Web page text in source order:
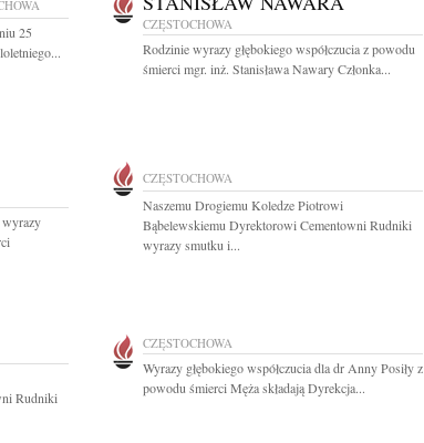
25
CZĘSTOCHOWA
Rodzinie wyrazy głębokiego współczucia z powodu
śmierci mgr. inż. Stanisława Nawary Członka...
CZĘSTOCHOWA
Naszemu Drogiemu Koledze Piotrowi
Bąbelewskiemu Dyrektorowi Cementowni Rudniki
wyrazy smutku i...
Rudniki
CZĘSTOCHOWA
Wyrazy głębokiego współczucia dla dr Anny Posiły z
powodu śmierci Męża składają Dyrekcja...